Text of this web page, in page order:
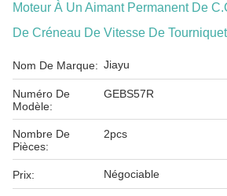
Moteur À Un Aimant Permanent De
De Créneau De Vitesse De
Nom De Marque: Jiayu
Numéro De
Modèle:
GEBS57R
Nombre De
Pièces:
2pcs
Prix: Négociable